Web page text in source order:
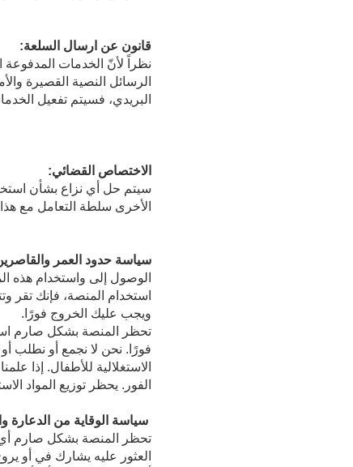
قانون عن ارسال السلعة:
الرسائل النصية القصيرة
البريدي، فسيتم تفعيل
الاختصاص القضائي:
سيتم حل أي نزاع بشأن
الأخرى سلطة التعامل مع
سياسة حدود العمر
ويجب عليك الخروج فورًا.
الاستغلالية للأطفال.
الفور. يحظر توزيع المواد
سياسة الوقاية من الدعارة
تحظر المنصة بشكل صارم أي
العثور عليه يشارك في أو